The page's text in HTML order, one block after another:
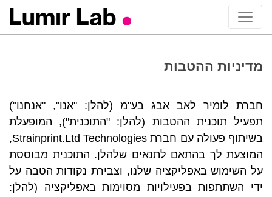
מדיניות ההטבות
חברת לומיר לאב אבג בע"מ (להלן: "אנו", "אנחנו")
תפעיל תוכנית ההטבות (להלן: "התוכנית"), המופעלת
בשיתוף פעולה עם חברת Strainprint.Ltd Technologies,
המוצעת לך בהתאם לתנאים שלהלן. התוכנית מבוססת
על השימוש באפליקציה שלנו, וצבירת נקודות הטבה על
ידי השתתפות בפעילויות מסוימות באפליקציה (להלן: